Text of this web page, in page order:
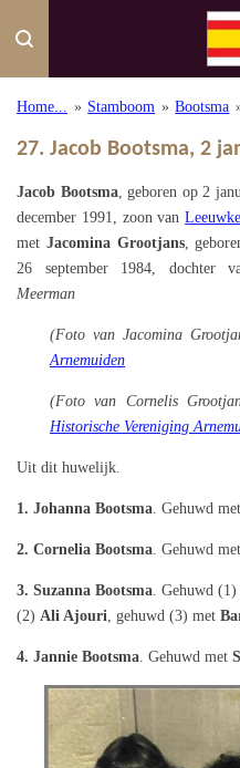
direct
de
Home... » Stamboom » Bootsma
27. Jacob Bootsma, 2
Jacob Bootsma, geboren op 2
december 1991, zoon van
met Jacomina Grootjans,
26 september 1984, dochter
Meerman
(Foto van Jacomina
Arnemuiden
(Foto van Cornelis
Historische Vereniging
Uit dit huwelijk.
1. Johanna Bootsma. Gehuwd met
2. Cornelia Bootsma. Gehuwd met
3. Suzanna Bootsma. Gehuwd (1)
(2) Ali Ajouri, gehuwd (3) met
4. Jannie Bootsma. Gehuwd met